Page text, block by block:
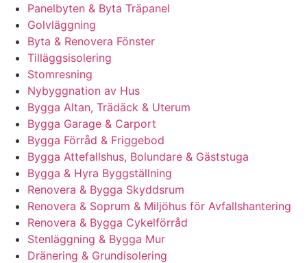
Panelbyten & Byta Träpanel
Golvläggning
Byta & Renovera Fönster
Tilläggsisolering
Stomresning
Nybyggnation av Hus
Bygga Altan, Trädäck & Uterum
Bygga Garage & Carport
Bygga Förråd & Friggebod
Bygga Attefallshus, Bolundare & Gäststuga
Bygga & Hyra Byggställning
Renovera & Bygga Skyddsrum
Renovera & Soprum & Miljöhus för Avfallshantering
Renovera & Bygga Cykelförråd
Stenläggning & Bygga Mur
Dränering & Grundisolering